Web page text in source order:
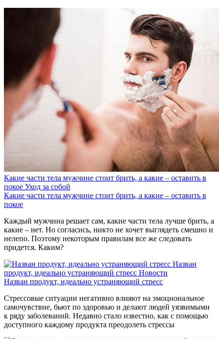
Какие части тела мужчине стоит брить, а какие – оставить в
покое Уход за собой
Какие части тела мужчине стоит брить, а какие – оставить в
покое
Каждый мужчина решает сам, какие части тела лучше брить, а
какие – нет. Но согласись, никто не хочет выглядеть смешно и
нелепо. Поэтому некоторым правилам все же следовать
придется. Каким?
Назван
продукт, идеально устраняющий стресс Новости
Назван продукт, идеально устраняющий стресс
Стрессовые ситуации негативно влияют на эмоциональное
самочувствие, бьют по здоровью и делают людей уязвимыми
к ряду заболеваний. Недавно стало известно, как с помощью
доступного каждому продукта преодолеть стрессы